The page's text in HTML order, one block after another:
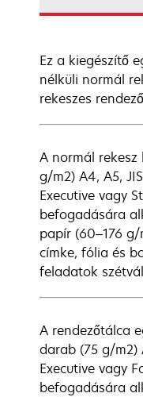
Ez a kiegészítő
nélküli normál
rekeszes
A normál
g/m2) A4, A5,
Executive vagy
befogadására
papír (60–176
címke, fólia és
feladatok
A rendezőtálca
darab (75 g/m2)
Executive vagy
befogadására